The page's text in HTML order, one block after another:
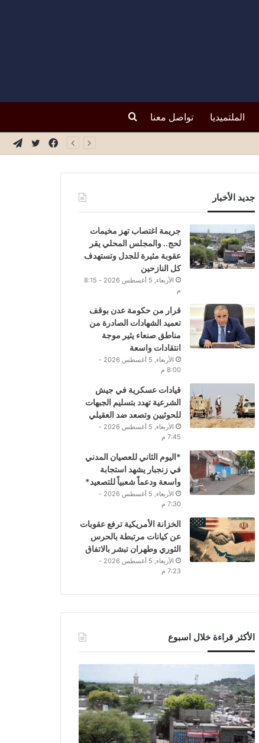
الملتميديا تواصل معنا بحث
تويتر
فيسبوك
جديد الأخبار
جريمة اغتصاب تهز مخيمات
لحج.. والمجلس المحلي يقر
عقوبة مثيرة للجدل وتستهدف
كل النازحين
الأربعاء, 5 أغسطس 2026 - 8:15
م
قرار من حكومة عدن بوقف
تعميد الشهادات الصادرة من
مناطق صنعاء يثير موجة
انتقادات واسعة
الأربعاء, 5 أغسطس 2026 -
8:00 م
قيادات عسكرية في جيش
الشرعية تهدد بتسليم الجبهات
للحوثيين وتصعد ضد العقيلي
الأربعاء, 5 أغسطس 2026 -
7:45 م
*اليوم الثاني للعصيان المدني
في زنجبار يشهد استجابة
واسعة ودعماً شعبياً للتصعيد*
الأربعاء, 5 أغسطس 2026 -
7:30 م
الخزانة الأمريكية ترفع عقوبات
عن كيانات مرتبطة بالحرس
الثوري وطهران تبشر بالاتفاق
الأربعاء, 5 أغسطس 2026 -
7:23 م
الأكثر قراءة خلال اسبوع